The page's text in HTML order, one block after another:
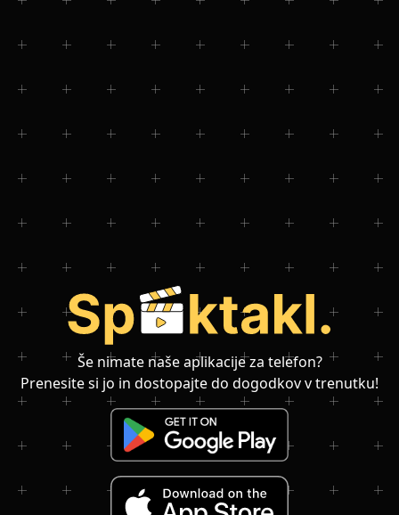
Še nimate naše aplikacije za telefon?
Prenesite si jo in dostopajte do dogodkov v trenutku!